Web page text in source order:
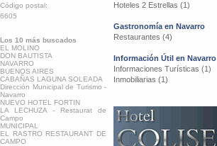
Código postal:
6605
Los 10 más buscados
EL MOLINO
DON BAUTISTA
NAVARRO
BUENOS AIRES
CABAÑAS LAGUNA SOLEADA
Dirección Municipal de Turismo -
Navarro
NUEVO HOTEL FORTIN
LA LECHUZA - Restaurat de
Campo
MUNICIPAL
EL RASTRO RESTAURANT DE
CAMPO
Hoteles 2 Estrellas (1)
Gastronomía en Navarro
Restaurantes (4)
Información Útil en Navarro
Informaciones Turísticas (1)
Inmobiliarias (1)